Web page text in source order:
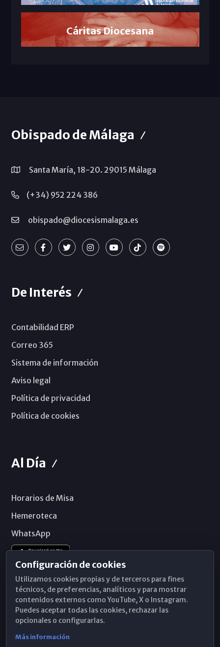
Cáritas Diocesana
Obispado de Málaga
Santa María, 18-20. 29015 Málaga
(+34) 952 224 386
obispado@diocesismalaga.es
De Interés
Contabilidad ERP
Correo 365
Sistema de información
Aviso legal
Política de privacidad
Política de cookies
Al Día
Horarios de Misa
Hemeroteca
WhatsApp
Configuración de cookies
Utilizamos cookies propias y de terceros para fines
técnicos, de preferencias, analíticos y para mostrar
contenidos externos como YouTube, X o Instagram.
Puedes aceptar todas las cookies, rechazar las
opcionales o configurarlas.
Más información